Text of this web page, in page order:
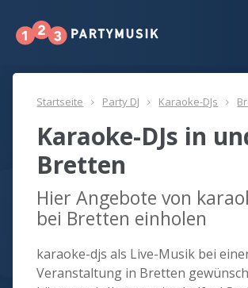
Startseite Party DJ Karaoke-DJs
Karaoke-DJs in
Bretten
Hier Angebote von
bei Bretten einholen
karaoke-djs als Live-Musik bei
Veranstaltung in Bretten